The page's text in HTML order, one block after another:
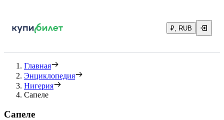
₽, RUB
Главная
Энциклопедия
Нигерия
Сапеле
Сапеле